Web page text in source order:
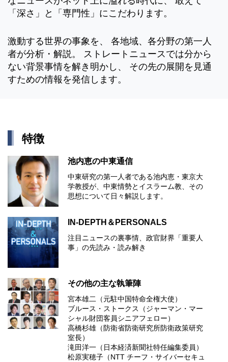
「深さ」と「専門性」にこだわります。
激動する世界の事象を、 各地域、各分野の第一人
者が分析・解説。 ストレートニュースでは分から
ない背景事情を解き明かし、 その先の展開を見通
すための情報を発信します。
特徴
池内恵の中東通信
中東研究の第⼀⼈者である池内恵・東京⼤
学教授が、中東情勢とイスラーム教、その
思想について⽇々解説します。
IN-DEPTH＆PERSONALS
注目ニュースの裏事情、政官財界「重要人
事」の先読み・読み解き
その他の主な執筆陣
宮本雄二（元駐中国特命全権大使）
ブルース・ストークス（ジャーマン・マー
シャル財団客員シニアフェロー）
高橋杉雄（防衛省防衛研究所防衛政策研究
室長）
滝田洋一（日本経済新聞社特任編集委員）
松原実穂子（NTT チーフ・サイバーセキュ